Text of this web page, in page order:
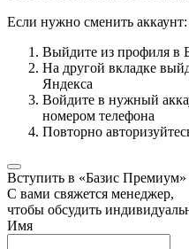
Если нужно сменить аккаунт:
Выйдите из профиля в
На другой вкладке
Яндекса
Войдите в нужный
номером телефона
Повторно
Вступить в «Базис Премиум»
С вами свяжется менеджер,
чтобы обсудить
Имя